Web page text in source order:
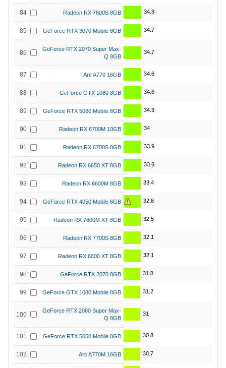
84 Radeon RX 7600S 8GB 34.8
85 GeForce RTX 3070 Mobile 8GB 34.7
86
GeForce RTX 2070 Super Max-
Q 8GB
34.7
87 Arc A770 16GB 34.6
88 GeForce GTX 1080 8GB 34.6
89 GeForce RTX 5060 Mobile 8GB 34.3
90 Radeon RX 6700M 10GB 34
91 Radeon RX 6700S 8GB 33.9
92 Radeon RX 6650 XT 8GB 33.6
93 Radeon RX 6600M 8GB 33.4
94 GeForce RTX 4050 Mobile 6GB 32.8
95 Radeon RX 7600M XT 8GB 32.5
96 Radeon RX 7700S 8GB 32.1
97 Radeon RX 6600 XT 8GB 32.1
98 GeForce RTX 2070 8GB 31.8
99 GeForce GTX 1080 Mobile 8GB 31.2
100
GeForce RTX 2080 Super Max-
Q 8GB
31
101 GeForce RTX 5050 Mobile 8GB 30.8
102 Arc A770M 16GB 30.7